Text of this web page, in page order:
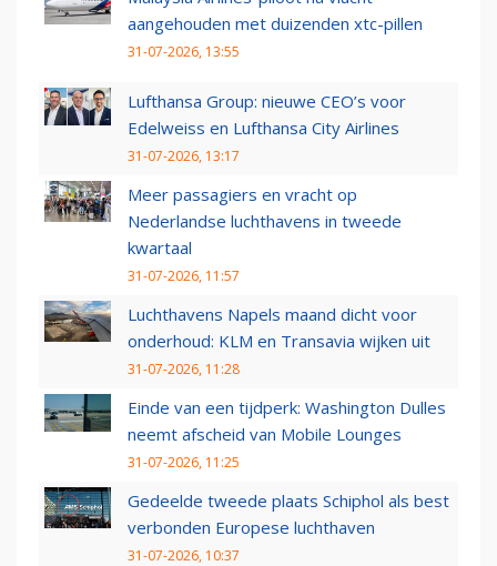
aangehouden met duizenden xtc-pillen
31-07-2026, 13:55
Lufthansa Group: nieuwe CEO’s voor
Edelweiss en Lufthansa City Airlines
31-07-2026, 13:17
Meer passagiers en vracht op
Nederlandse luchthavens in tweede
kwartaal
31-07-2026, 11:57
Luchthavens Napels maand dicht voor
onderhoud: KLM en Transavia wijken uit
31-07-2026, 11:28
Einde van een tijdperk: Washington Dulles
neemt afscheid van Mobile Lounges
31-07-2026, 11:25
Gedeelde tweede plaats Schiphol als best
verbonden Europese luchthaven
31-07-2026, 10:37